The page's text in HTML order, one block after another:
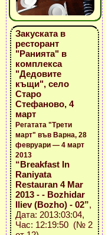
Закуската в
ресторант
"Ранията" в
комплекса
"Дедовите
къщи", село
Старо
Стефаново, 4
март
Регатата "Трети
март" във Варна, 28
февруари — 4 март
2013
“Breakfast In
Raniyata
Restauran 4 Mar
2013 - - Bozhidar
Iliev (Bozho) - 02”,
Дата: 2013:03:04,
Час: 12:19:50 (№ 2